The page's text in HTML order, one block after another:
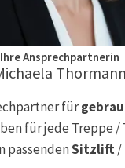
Ihre Ansprechpartnerin
Thormann
für
für jede Treppe
passendenSitzlift/